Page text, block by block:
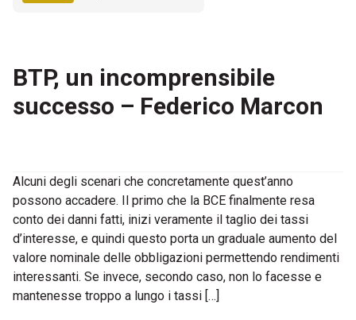
BTP, un incomprensibile
successo – Federico Marcon
Alcuni degli scenari che concretamente quest’anno
possono accadere. Il primo che la BCE finalmente resa
conto dei danni fatti, inizi veramente il taglio dei tassi
d’interesse, e quindi questo porta un graduale aumento del
valore nominale delle obbligazioni permettendo rendimenti
interessanti. Se invece, secondo caso, non lo facesse e
mantenesse troppo a lungo i tassi […]